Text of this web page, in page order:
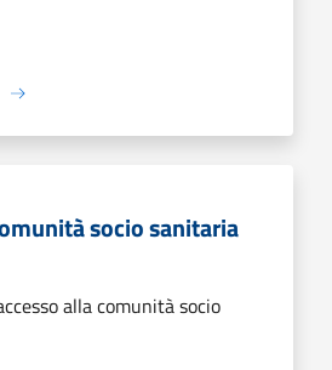
socio sanitaria
alla comunità socio